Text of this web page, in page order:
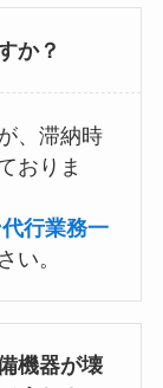
か？
、滞納時
おりま
代行業務一
い。
機器が壊